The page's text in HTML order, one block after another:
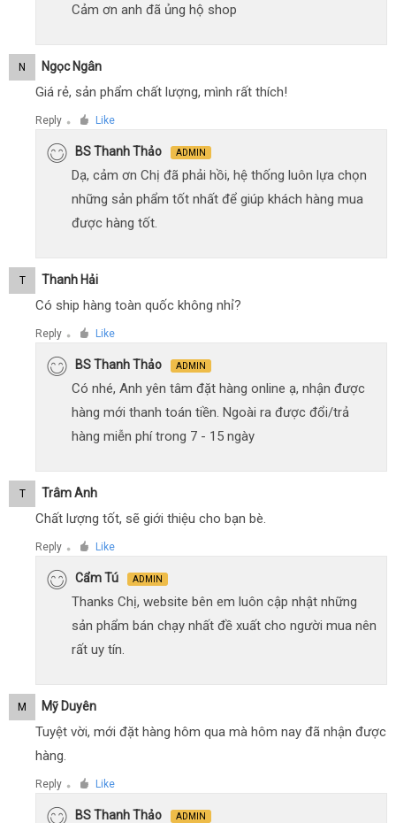
Cảm ơn anh đã ủng hộ shop
N Ngọc Ngân
Giá rẻ, sản phẩm chất lượng, mình rất thích!
Reply ● Like
BS Thanh Thảo ADMIN
Dạ, cảm ơn Chị đã phải hồi, hệ thống luôn lựa chọn
những sản phẩm tốt nhất để giúp khách hàng mua
được hàng tốt.
T Thanh Hải
Có ship hàng toàn quốc không nhỉ?
Reply ● Like
BS Thanh Thảo ADMIN
Có nhé, Anh yên tâm đặt hàng online ạ, nhận được
hàng mới thanh toán tiền. Ngoài ra được đổi/trả
hàng miễn phí trong 7 - 15 ngày
T Trâm Anh
Chất lượng tốt, sẽ giới thiệu cho bạn bè.
Reply ● Like
Cẩm Tú ADMIN
Thanks Chị, website bên em luôn cập nhật những
sản phẩm bán chạy nhất đề xuất cho người mua nên
rất uy tín.
M Mỹ Duyên
Tuyệt vời, mới đặt hàng hôm qua mà hôm nay đã nhận được
hàng.
Reply ● Like
BS Thanh Thảo ADMIN